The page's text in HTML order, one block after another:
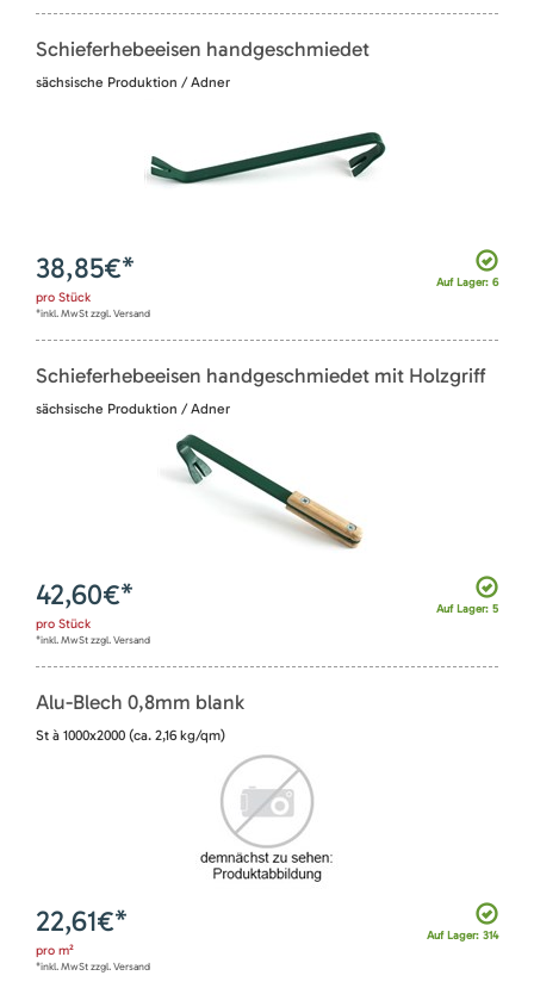
Schieferhebeeisen handgeschmiedet
sächsische Produktion / Adner
Auf Lager: 6
38,85€*
pro Stück
*inkl. MwSt zzgl. Versand
Schieferhebeeisen handgeschmiedet mit Holzgriff
sächsische Produktion / Adner
Auf Lager: 5
42,60€*
pro Stück
*inkl. MwSt zzgl. Versand
Alu-Blech 0,8mm blank
St à 1000x2000 (ca. 2,16 kg/qm)
Auf Lager: 314
22,61€*
pro m²
*inkl. MwSt zzgl. Versand